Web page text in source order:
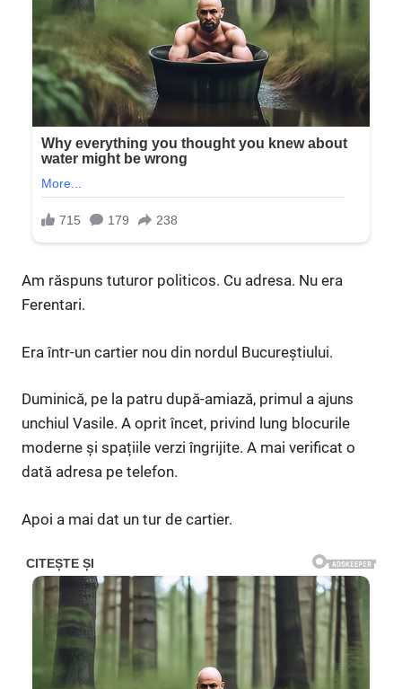
Am răspuns tuturor politicos. Cu adresa. Nu era
Ferentari.
Era într-un cartier nou din nordul Bucureștiului.
Duminică, pe la patru după-amiază, primul a ajuns
unchiul Vasile. A oprit încet, privind lung blocurile
moderne și spațiile verzi îngrijite. A mai verificat o
dată adresa pe telefon.
Apoi a mai dat un tur de cartier.